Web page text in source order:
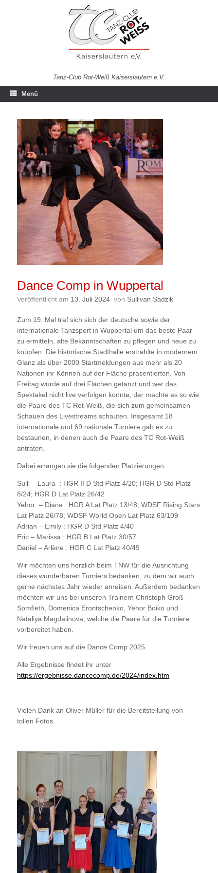
Tanz-Club Rot-Weiß Kaiserslautern e.V.
Menü
Dance Comp in Wuppertal
Veröffentlicht am 13. Juli 2024 von Sullivan Sadzik
Zum 19. Mal traf sich sich der deutsche sowie der
internationale Tanzsport in Wuppertal um das beste Paar
zu ermitteln, alte Bekanntschaften zu pflegen und neue zu
knüpfen. Die historische Stadthalle erstrahlte in modernem
Glanz als über 2000 Startmeldungen aus mehr als 20
Nationen ihr Können auf der Fläche prasentierten. Von
Freitag wurde auf drei Flächen getanzt und wer das
Spektakel nicht live verfolgen konnte, der machte es so wie
die Paare des TC Rot-Weiß, die sich zum gemeinsamen
Schauen des Livestreams schauten. Insgesamt 18
internationale und 69 nationale Turniere gab es zu
bestaunen, in denen auch die Paare des TC Rot-Weiß
antraten.
Dabei errangen sie die folgenden Platzierungen:
Sulli – Laura : HGR II D Std Platz 4/20; HGR D Std Platz
8/24; HGR D Lat Platz 26/42
Yehor – Diana : HGR A Lat Platz 13/48; WDSF Rising Stars
Lat Platz 26/78; WDSF World Open Lat Platz 63/109
Adrian – Emily : HGR D Std Platz 4/40
Eric – Marissa : HGR B Lat Platz 30/57
Daniel – Arlène : HGR C Lat Platz 40/49
Wir möchten uns herzlich beim TNW für die Ausrichtung
dieses wunderbaren Turniers bedanken, zu dem wir auch
gerne nächstes Jahr wieder anreisen. Außerdem bedanken
möchten wir uns bei unseren Trainern Christoph Groß-
Somfleth, Domenica Erontschenko, Yehor Boiko und
Nataliya Magdalinova, welche die Paare für die Turniere
vorbereitet haben.
Wir freuen uns auf die Dance Comp 2025.
Alle Ergebnisse findet ihr unter
https://ergebnisse.dancecomp.de/2024/index.htm
Vielen Dank an Oliver Müller für die Bereitstellung von
tollen Fotos.